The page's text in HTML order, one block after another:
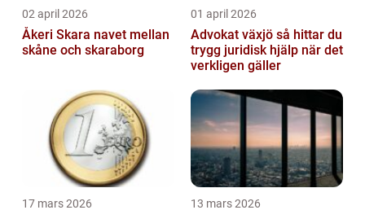
02 april 2026
Åkeri Skara navet mellan
skåne och skaraborg
01 april 2026
Advokat växjö så hittar du
trygg juridisk hjälp när det
verkligen gäller
17 mars 2026 13 mars 2026